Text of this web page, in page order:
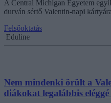
A Central Michigan Egyetem
durván sértő Valentin-napi
Felsőoktatás
Eduline
Nem mindenki örült a
diákokat legalábbis